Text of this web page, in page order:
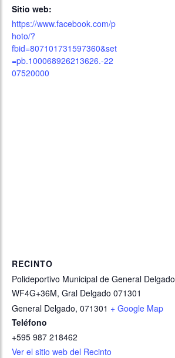
Sitio web:
https://www.facebook.com/p
hoto/?
fbid=807101731597360&set
=pb.100068926213626.-22
07520000
RECINTO
Polideportivo Municipal de General Delgado
WF4G+36M, Gral Delgado 071301
General Delgado, 071301 + Google Map
Teléfono
+595 987 218462
Ver el sitio web del Recinto